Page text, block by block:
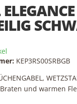
KEP3RS00SRBGB
und warmen